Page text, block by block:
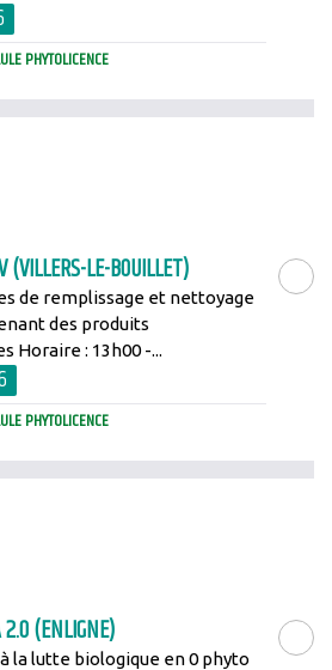
PHYTOLICENCE
LIRE LA
LE-BOUILLET)
de remplissage et nettoyage
des produits
Horaire : 13h00 -...
PHYTOLICENCE
LIRE LA
(ENLIGNE)
la lutte biologique en 0 phyto